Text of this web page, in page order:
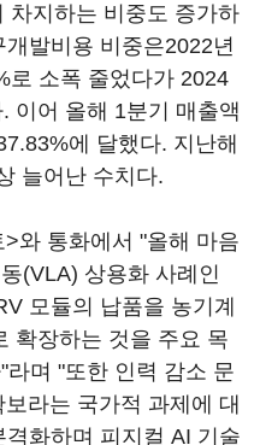
차지하는 비중도 증가하
발비용 비중은2022년
로 소폭 줄었다가 2024
이어 올해 1분기 매출액
에 달했다. 지난해
늘어난 수치다.
와 통화에서 "올해 마음
(VLA) 상용화 사례인
모듈의 납품을 농기계
확장하는 것을 주요 목
며 "또한 인력 감소 문
라는 국가적 과제에 대
화하며 피지컬 AI 기술